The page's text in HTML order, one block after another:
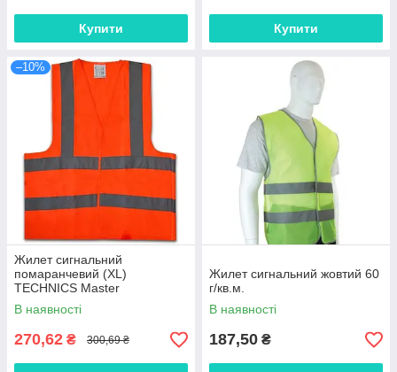
Купити Купити
–10%
Жилет сигнальний
помаранчевий (XL)
TECHNICS Master
В наявності
270,62 ₴ 300,69 ₴
Жилет сигнальний жовтий 60
г/кв.м.
В наявності
187,50 ₴